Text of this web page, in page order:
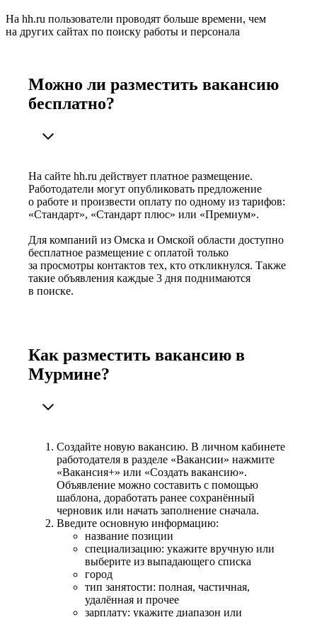
На hh.ru пользователи проводят больше времени, чем
на других сайтах по поиску работы и персонала
Можно ли разместить вакансию
бесплатно?
На сайте hh.ru действует платное размещение.
Работодатели могут опубликовать предложение
о работе и произвести оплату по одному из тарифов:
«Стандарт», «Стандарт плюс» или «Премиум».
Для компаний из Омска и Омской области доступно
бесплатное размещение с оплатой только
за просмотры контактов тех, кто откликнулся. Также
такие объявления каждые 3 дня поднимаются
в поиске.
Как разместить вакансию в
Мурмине?
Создайте новую вакансию. В личном кабинете
работодателя в разделе «Вакансии» нажмите
«Вакансия+» или «Создать вакансию».
Объявление можно составить с помощью
шаблона, доработать ранее сохранённый
черновик или начать заполнение сначала.
Введите основную информацию:
название позиции
специализацию: укажите вручную или
выберите из выпадающего списка
город
тип занятости: полная, частичная,
удалённая и прочее
зарплату: укажите диапазон или